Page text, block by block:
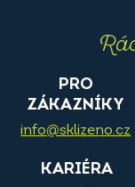
PRO
ZÁKAZNÍKY
info@sklizeno.cz
KARIÉRA